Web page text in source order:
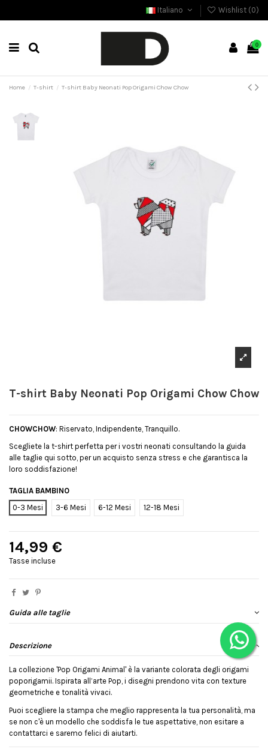
Italiano Wishlist (0)
0
Home T-shirt T-shirt Baby Neonati Pop Origami Chow Chow
T-shirt Baby Neonati Pop Origami Chow Chow
CHOWCHOW: Riservato, Indipendente, Tranquillo.
Scegliete la t-shirt perfetta per i vostri neonati consultando la guida
alle taglie qui sotto, per un acquisto senza stress e che garantisca la
loro soddisfazione!
TAGLIA BAMBINO
0-3 Mesi
3-6 Mesi 6-12 Mesi 12-18 Mesi
14,99 €
Tasse incluse
Guida alle taglie
Descrizione
La collezione 'Pop Origami Animal' è la variante colorata degli origami
poporigamii. Ispirata all’arte Pop, i disegni prendono vita con texture
geometriche e tonalità vivaci.
Puoi scegliere la stampa che meglio rappresenta la tua personalità, ma
se non c'è un modello che soddisfa le tue aspettative, non esitare a
contattarci e saremo felici di aiutarti.